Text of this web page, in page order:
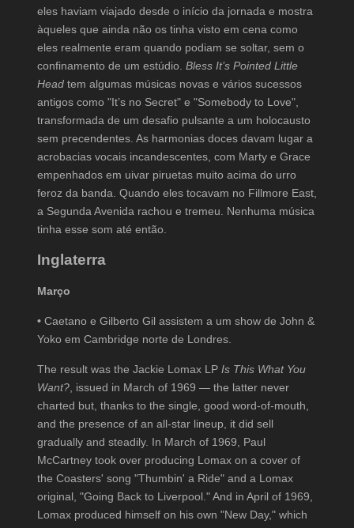
eles haviam viajado desde o início da jornada e mostra
àqueles que ainda não os tinha visto em cena como
eles realmente eram quando podiam se soltar, sem o
confinamento de um estúdio. Bless It’s Pointed Little
Headtem algumas músicas novas e vários sucessos
antigos como "It’s no Secret" e "Somebody to Love",
transformada de um desafio pulsante a um holocausto
sem precendentes. As harmonias doces davam lugar a
acrobacias vocais incandescentes, com Marty e Grace
empenhados em uivar piruetas muito acima do urro
feroz da banda. Quando eles tocavam no Fillmore East,
a Segunda Avenida rachou e tremeu. Nenhuma música
tinha esse som até então.
Inglaterra
Março
• Caetano e Gilberto Gil assistem a um show de John &
Yoko em Cambridge norte de Londres.
The result was the Jackie Lomax LP Is This What You
Want?, issued in March of 1969 — the latter never
charted but, thanks to the single, good word-of-mouth,
and the presence of an all-star lineup, it did sell
gradually and steadily. In March of 1969, Paul
McCartney took over producing Lomax on a cover of
the Coasters' song "Thumbin' a Ride" and a Lomax
original, "Going Back to Liverpool." And in April of 1969,
Lomax produced himself on his own "New Day," which